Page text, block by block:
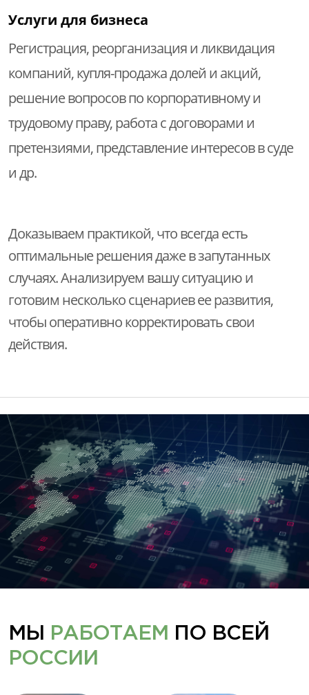
Услуги для бизнеса
Регистрация, реорганизация и ликвидация
компаний, купля-продажа долей и акций,
решение вопросов по корпоративному и
трудовому праву, работа с договорами и
претензиями, представление интересов в суде
и др.
Доказываем практикой, что всегда есть
оптимальные решения даже в запутанных
случаях. Анализируем вашу ситуацию и
готовим несколько сценариев ее развития,
чтобы оперативно корректировать свои
действия.
МЫ РАБОТАЕМ
ПО ВСЕЙ
РОССИИ